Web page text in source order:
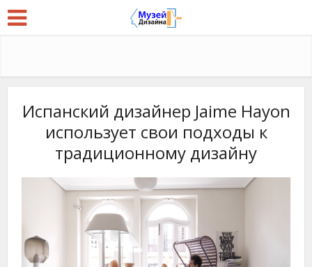
Испанский дизайнер Jaime Hayon
использует свои подходы к
традиционному дизайну